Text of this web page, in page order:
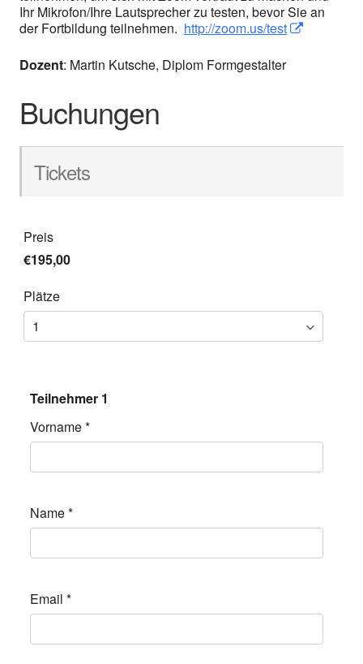
Ihr Mikrofon/Ihre Lautsprecher zu testen, bevor Sie an
der Fortbildung teilnehmen. http://zoom.us/testIn neuem
Dozent: Martin Kutsche, Diplom Formgestalter
Buchungen
Tickets
Preis
€195,00
Plätze
Teilnehmer 1
Vorname*
Name*
Email *